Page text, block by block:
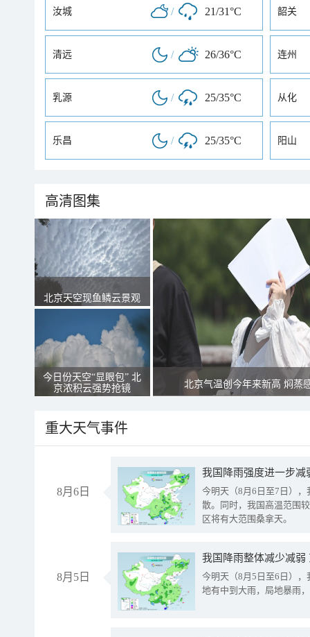
汝城 / 21/31°C 韶关
清远 / 26/36°C 连州
乳源 / 25/35°C 从化
乐昌 / 25/35°C 阳山
高清图集
北京天空现鱼鳞云景观
今日份天空“显眼包” 北
京浓积云强势抢镜
北京气温创今年来新高 焖蒸
重大天气事件
8月6日
今明天（8月6日至7日）
散。同时，我国高温范围
区将有大范围桑拿天。
8月5日
我国降雨整体减少减弱
今明天（8月5日至6日）
地有中到大雨，局地暴雨